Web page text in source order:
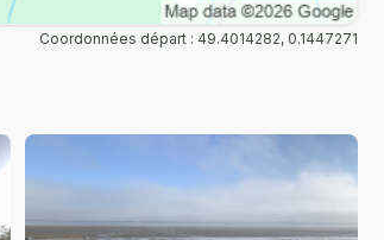
Coordonnées départ : 49.4014282, 0.1447271